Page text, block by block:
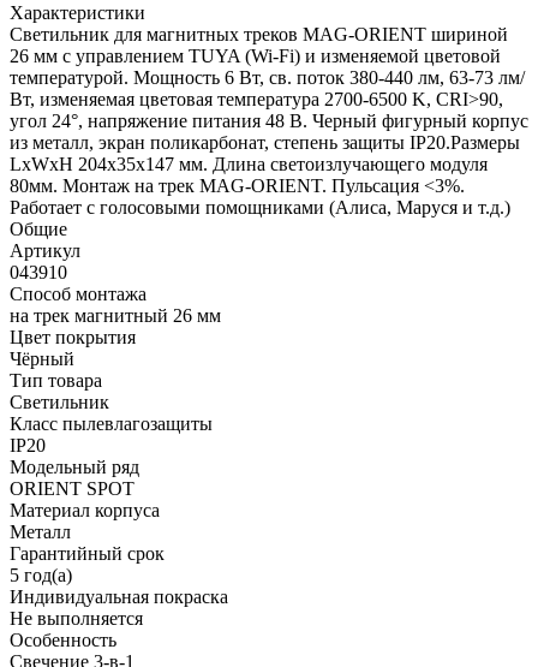
Характеристики
Светильник для магнитных треков MAG-ORIENT шириной
26 мм с управлением TUYA (Wi-Fi) и изменяемой цветовой
температурой. Мощность 6 Вт, св. поток 380-440 лм, 63-73 лм/
Вт, изменяемая цветовая температура 2700-6500 K, CRI>90,
угол 24°, напряжение питания 48 В. Черный фигурный корпус
из металл, экран поликарбонат, степень защиты IP20.Размеры
LxWxH 204x35x147 мм. Длина светоизлучающего модуля
80мм. Монтаж на трек MAG-ORIENT. Пульсация <3%.
Работает с голосовыми помощниками (Алиса, Маруся и т.д.)
Общие
Артикул
043910
Способ монтажа
на трек магнитный 26 мм
Цвет покрытия
Чёрный
Тип товара
Светильник
Класс пылевлагозащиты
IP20
Модельный ряд
ORIENT SPOT
Материал корпуса
Металл
Гарантийный срок
5 год(а)
Индивидуальная покраска
Не выполняется
Особенность
Свечение 3-в-1